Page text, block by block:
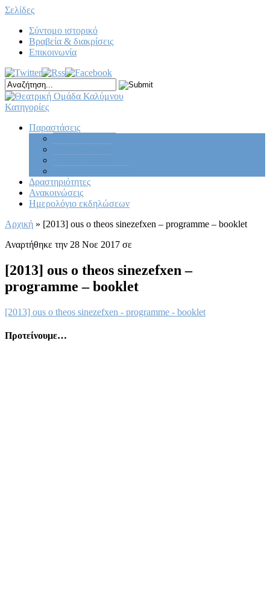
Σελίδες
Σύντομο ιστορικό
Βραβεία & διακρίσεις
Επικοινωνία
Κατηγορίες
Παραστάσεις
Δραστηριότητες
Ανακοινώσεις
Ημερολόγιο εκδηλώσεων
Αρχική » [2013] ous o theos sinezefxen – programme – booklet
Αναρτήθηκε την 28 Νοε 2017 σε
[2013] ous o theos sinezefxen –
programme – booklet
[2013] ous o theos sinezefxen - programme - booklet
Προτείνουμε…